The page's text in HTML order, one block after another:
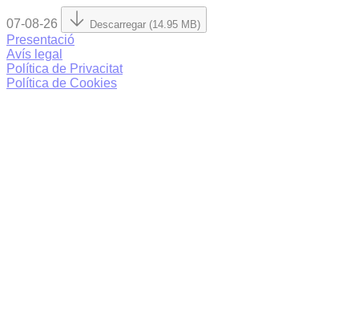
07-08-26 Descarregar (14.95 MB)
Presentació
Avís legal
Política de Privacitat
Política de Cookies